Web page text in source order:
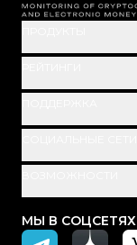
МЫ В СОЦСЕТЯХ